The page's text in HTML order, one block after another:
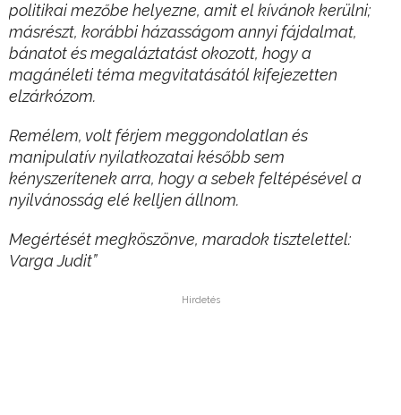
politikai mezőbe helyezne, amit el kívánok kerülni;
másrészt, korábbi házasságom annyi fájdalmat,
bánatot és megaláztatást okozott, hogy a
magánéleti téma megvitatásától kifejezetten
elzárkózom.
Remélem, volt férjem meggondolatlan és
manipulatív nyilatkozatai később sem
kényszerítenek arra, hogy a sebek feltépésével a
nyilvánosság elé kelljen állnom.
Megértését megköszönve, maradok tisztelettel:
Varga Judit”
Hirdetés